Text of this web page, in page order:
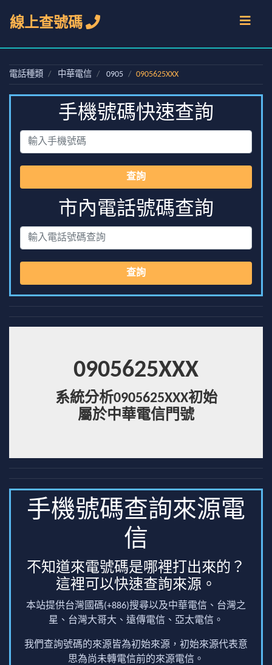
線上查號碼
電話種類 中華電信 0905 0905625XXX
手機號碼快速查詢
查詢
市內電話號碼查詢
查詢
0905625XXX
系統分析0905625XXX初始
屬於中華電信門號
手機號碼查詢來源電
信
不知道來電號碼是哪裡打出來的？
這裡可以快速查詢來源。
本站提供台灣國碼(+886)搜尋以及中華電信、台灣之
星、台灣大哥大、遠傳電信、亞太電信。
我們查詢號碼的來源皆為初始來源，初始來源代表意
思為尚未轉電信前的來源電信。